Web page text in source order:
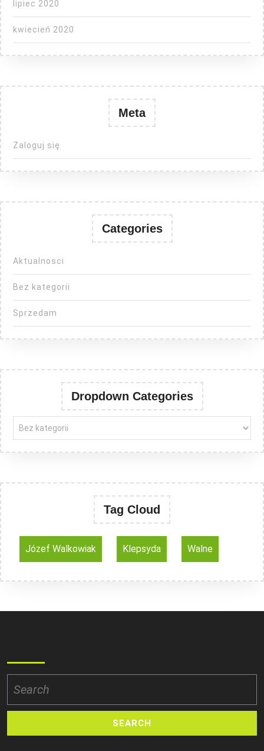
lipiec 2020
kwiecień 2020
Meta
Zaloguj się
Categories
Aktualnosci
Bez kategorii
Sprzedam
Dropdown Categories
Tag Cloud
Józef Walkowiak Klepsyda Walne
for: